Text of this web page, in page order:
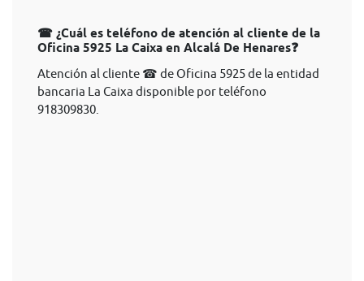
☎ ¿Cuál es teléfono de atención al cliente de la
Oficina 5925 La Caixa en Alcalá De Henares❓
Atención al cliente ☎ de Oficina 5925 de la entidad
bancaria La Caixa disponible por teléfono
918309830.